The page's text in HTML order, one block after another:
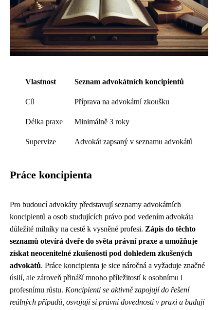
Vlastnost Seznam advokátních koncipientů
Cíl Příprava na advokátní zkoušku
Délka praxe Minimálně 3 roky
Supervize Advokát zapsaný v seznamu advokátů
Práce koncipienta
Pro budoucí advokáty představují seznamy advokátních
koncipientů a osob studujících právo pod vedením advokáta
důležité milníky na cestě k vysněné profesi. Zápis do těchto
seznamů otevírá dveře do světa právní praxe a umožňuje
získat neocenitelné zkušenosti pod dohledem zkušených
advokátů. Práce koncipienta je sice náročná a vyžaduje značné
úsilí, ale zároveň přináší mnoho příležitostí k osobnímu i
profesnímu růstu. Koncipienti se aktivně zapojují do řešení
reálných případů, osvojují si právní dovednosti v praxi a budují